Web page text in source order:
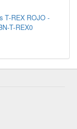
T-REX ROJO -
T-REX0